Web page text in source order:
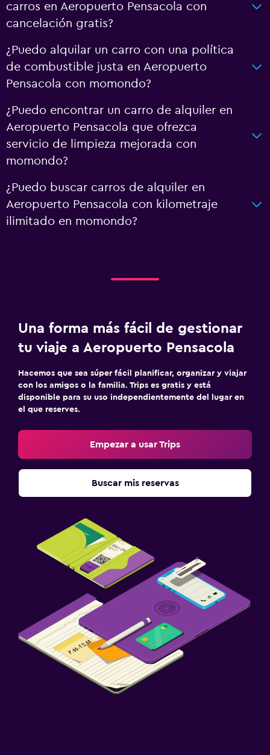
carros en Aeropuerto Pensacola con
cancelación gratis?
¿Puedo alquilar un carro con una política
de combustible justa en Aeropuerto
Pensacola con momondo?
¿Puedo encontrar un carro de alquiler en
Aeropuerto Pensacola que ofrezca
servicio de limpieza mejorada con
momondo?
¿Puedo buscar carros de alquiler en
Aeropuerto Pensacola con kilometraje
ilimitado en momondo?
Una forma más fácil de gestionar
tu viaje a Aeropuerto Pensacola
Hacemos que sea súper fácil planificar, organizar y viajar
con los amigos o la familia. Trips es gratis y está
disponible para su uso independientemente del lugar en
el que reserves.
Empezar a usar Trips
Buscar mis reservas